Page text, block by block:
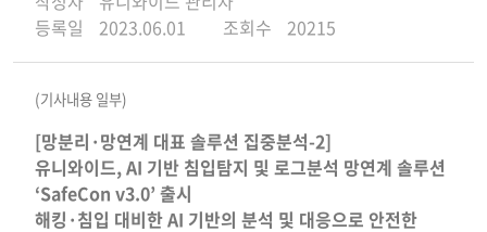
등록일
2023.06.01 조회수 20215
(기사내용 일부)
[망분리·망연계 대표 솔루션 집중분석-2]
유니와이드, AI 기반 침입탐지 및 로그분석 망연계 솔루션
‘SafeCon v3.0’ 출시
해킹·침입 대비한 AI 기반의 분석 및 대응으로 안전한